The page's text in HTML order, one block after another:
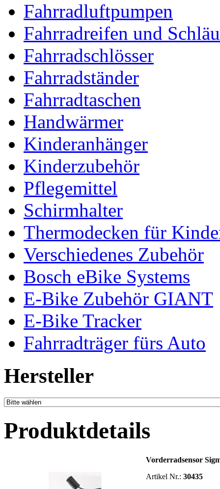
Fahrradluftpumpen
Fahrradreifen und
Fahrradschlösser
Fahrradständer
Fahrradtaschen
Handwärmer
Kinderanhänger
Kinderzubehör
Pflegemittel
Schirmhalter
Thermodecken für
Verschiedenes Zubehör
Bosch eBike Systems
E-Bike Zubehör GIANT
E-Bike Tracker
Fahrradträger fürs Auto
Hersteller
Produktdetails
Vorderradsensor
Artikel Nr.: 30435